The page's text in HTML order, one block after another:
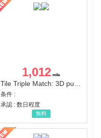
1,012
Tile Triple Match: 3D puzzle
条件 :
承認 : 数日程度
無料